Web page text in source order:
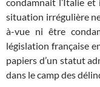
situation irrégulière
à-vue ni être
législation française
papiers d’un statut
dans le camp des